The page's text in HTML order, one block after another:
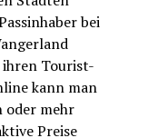
bei
ihren Tourist-
kann man
oder mehr
Preise